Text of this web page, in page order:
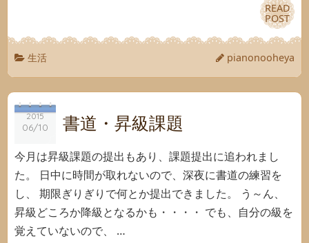
READ
POST
READ
POST
生活 pianonooheya
2015
06/10
2015
06/10 書道・昇級課題
今月は昇級課題の提出もあり、課題提出に追われまし
た。 日中に時間が取れないので、深夜に書道の練習を
し、 期限ぎりぎりで何とか提出できました。 う～ん、
昇級どころか降級となるかも・・・・ でも、自分の級を
覚えていないので、 …